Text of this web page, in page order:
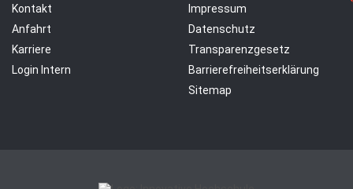
Kontakt
Anfahrt
Karriere
Login Intern
Impressum
Datenschutz
Transparenzgesetz
Barrierefreiheitserklärung
Sitemap